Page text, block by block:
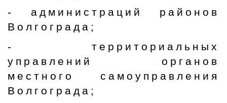
- администраций районов
Волгограда;
- территориальных
управлений органов
местного самоуправления
Волгограда;